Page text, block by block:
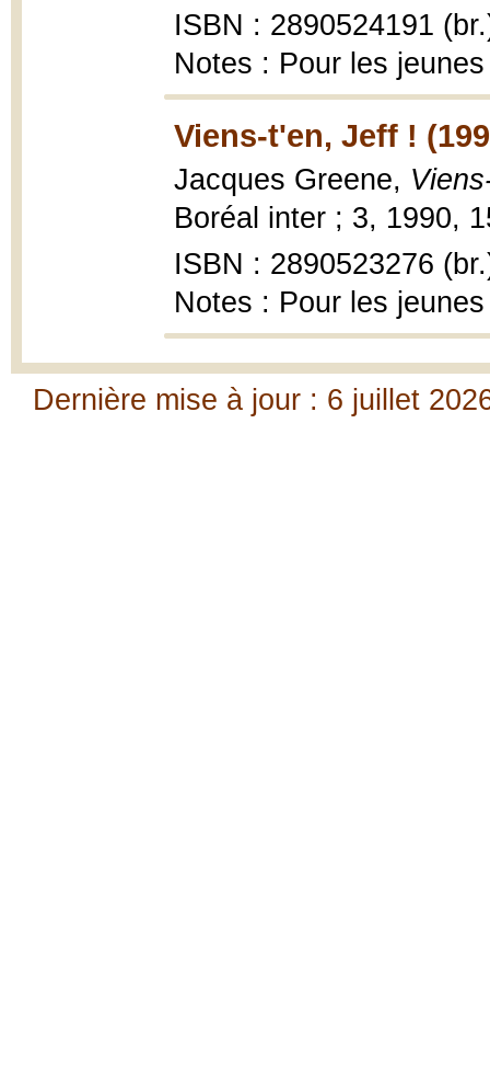
ISBN : 2890524191
Notes : Pour les jeunes
Viens-t'en, Jeff !
Jacques Greene,
Boréal inter ; 3, 1990,
ISBN : 2890523276
Notes : Pour les
Dernière mise à jour : 6 juillet